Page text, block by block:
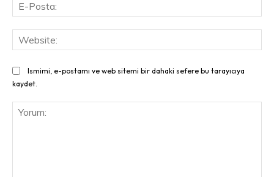
Ismimi, e-postamı ve web sitemi bir dahaki sefere bu tarayıcıya
kaydet.